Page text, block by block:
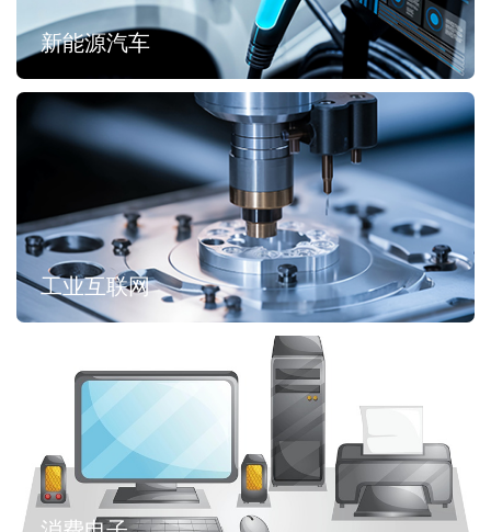
新能源汽车
工业互联网